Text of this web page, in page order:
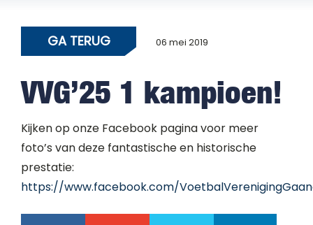
GA TERUG 06 mei 2019
VVG’25 1 kampioen!
Kijken op onze Facebook pagina voor meer
foto’s van deze fantastische en historische
prestatie:
https://www.facebook.com/